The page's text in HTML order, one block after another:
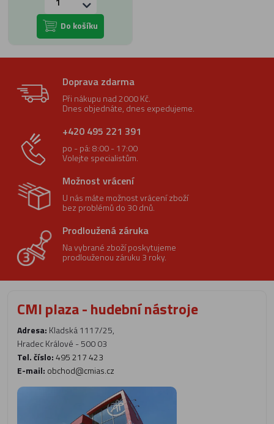
Do košíku
Doprava zdarma
Při nákupu nad 2000 Kč.
Dnes objednáte, dnes expedujeme.
+420 495 221 391
po - pá: 8:00 - 17:00
Volejte specialistům.
Možnost vrácení
U nás máte možnost vrácení zboží
bez problémů do 30 dnů.
Prodloužená záruka
Na vybrané zboží poskytujeme
prodlouženou záruku 3 roky.
CMI plaza - hudební nástroje
Adresa: Kladská 1117/25,
Hradec Králové - 500 03
Tel. číslo:495 217 423
E-mail: obchod@cmias.cz